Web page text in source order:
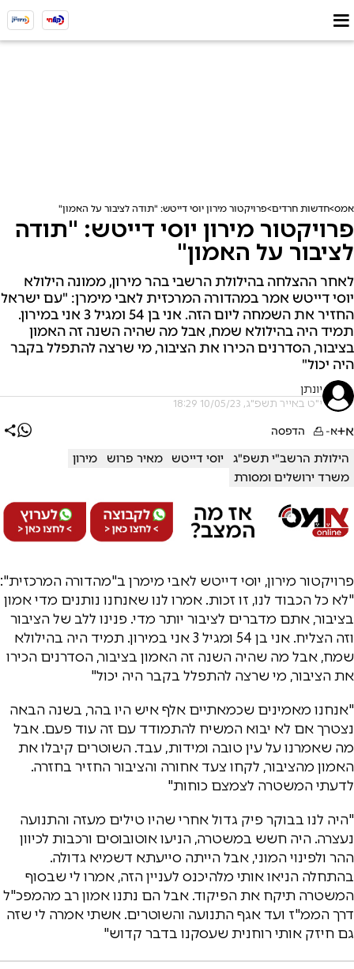
אמס חדשות חרדים פרויקטור מירון יוסי דייטש: "תודה לציבור על האמון"
פרויקטור מירון יוסי דייטש: "תודה
לציבור על האמון"
לאחר ההצלחה בהילולת הרשבי בהר מירון, ממונה הילולא
יוסי דייטש אמר במהדורה המרכזית לאבי מימרן: "עם ישראל
החזיר את השמחה ליום הזה. אני בן 54 ומגיל 3 אני במירון.
תמיד היה בהילולא שמח, אבל מה שהיה השנה זה האמון
בציבור, הסדרנים הכירו את הציבור, מי שרצה להתפלל בקבר
היה יכול"
יונתן
י"ט באייר תשפ"ג, 10/05/23 18:29
א+א- הדפסה
הילולת הרשב"י תשפ"ג יוסי דייטש מאיר פרוש
מירון
משרד ירושלים ומסורת
פרויקטור מירון, יוסי דייטש לאבי מימרן ב"מהדורה המרכזית":
"לא כל הכבוד לנו, זו זכות. אמרו לנו שאנחנו נותנים מדי אמון
בציבור, אתם מדברים לציבור יותר מדי. פנינו ללב של הציבור
וזה הצליח. אני בן 54 ומגיל 3 אני במירון. תמיד היה בהילולא
שמח, אבל מה שהיה השנה זה האמון בציבור, הסדרנים הכירו
את הציבור, מי שרצה להתפלל בקבר היה יכול"
"אנחנו מאמינים שכמאתיים אלף איש היו בהר, בשנה הבאה
נצטרך אם לא יבוא המשיח להתמודד עם זה עוד פעם. אבל
מה שאמרנו על עין טובה ומידות, עבד. השוטרים קיבלו את
האמון מהציבור, לקחו צעד אחורה והציבור החזיר בחזרה.
לדעתי המשטרה לצמצם כוחות"
"היה לנו בבוקר פיק גדול אחרי שהיו טילים מעזה והתנועה
נעצרה. היה חשש במשטרה, הניעו אוטובוסים ורכבות לכיוון
ההר ולפינוי המוני, אבל הייתה סייעתא דשמיא גדולה.
בהתחלה הניאו אותי מלהיכנס לעניין הזה, אמרו לי שבסוף
המשטרה תיקח את הפיקוד. אבל הם נתנו אמון רב מהמפכ"ל
דרך הממ"ז ועד אגף התנועה והשוטרים. אשתי אמרה לי שזה
גם חיזק אותי רוחנית שעסקנו בדבר קדוש"